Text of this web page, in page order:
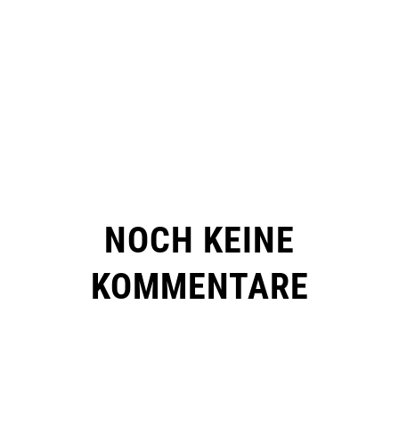
NOCH KEINE
KOMMENTARE